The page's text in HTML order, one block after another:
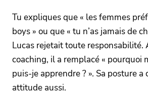
Tu expliques que « les femmes
boys » ou que « tu n’as jamais de
Lucas rejetait toute responsabilité.
coaching, il a remplacé « pourquoi
puis-je apprendre ? ». Sa posture a
attitude aussi.